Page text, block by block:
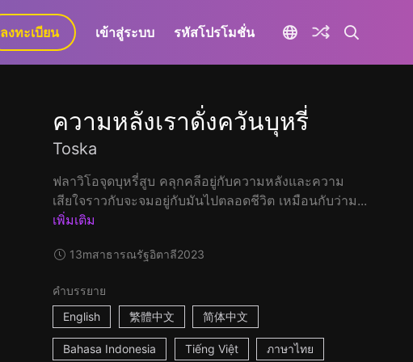
GaLa+
ลงทะเบียน เข้าสู่ระบบ รหัสโปรโมชั่น
ความหลังเราดั่งควันบุหรี่
Toska
ฟลาวิโอจุดบุหรี่สูบ คลุกคลีอยู่กับความหลังและความ
เสียใจราวกับจะจมอยู่กับมันไปตลอดชีวิต เหมือนกับว่าม...
เพิ่มเติม
13mสาธารณรัฐอิตาลี2023
คำบรรยาย
English
繁體中文 简体中文
Bahasa Indonesia Tiếng Việt ภาษาไทย